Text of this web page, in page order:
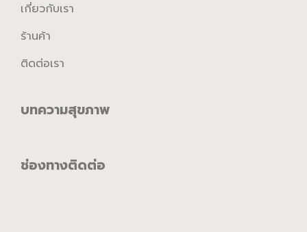
เกี่ยวกับเรา
ร้านค้า
ติดต่อเรา
บทความสุขภาพ
ช่องทางติดต่อ